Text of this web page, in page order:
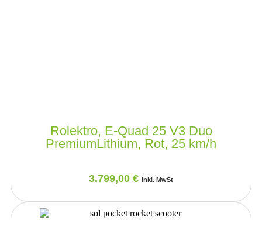
Rolektro, E-Quad 25 V3 Duo
PremiumLithium, Rot, 25 km/h
3.799,00 € inkl. MwSt